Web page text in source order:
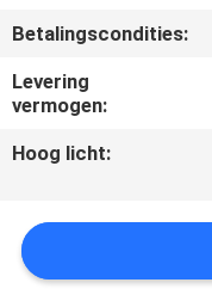
ONS
OP
NIEUWS
GEVALLEN
Betalingscondities:
Levering
vermogen:
Hoog licht: